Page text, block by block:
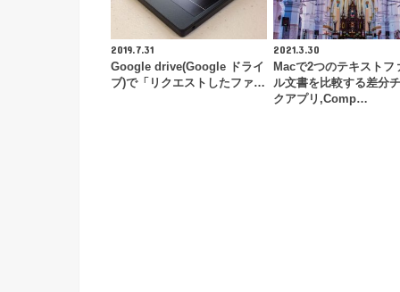
2019.7.31
Google drive(Google ドライ
ブ)で「リクエストしたファ…
2021.3.30
Macで2つのテキストフ
ル文書を比較する差分
クアプリ,Comp…